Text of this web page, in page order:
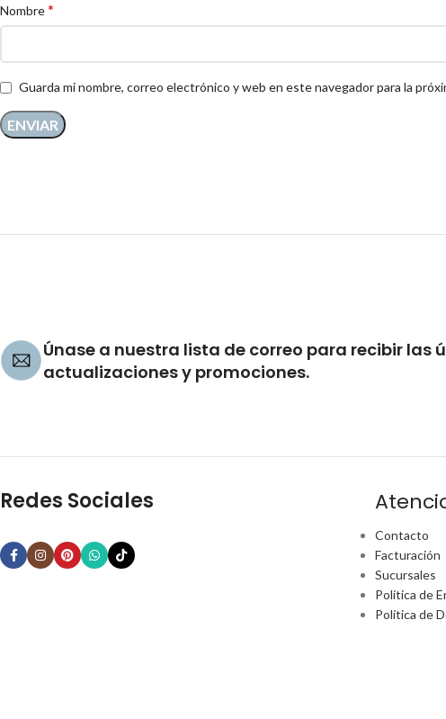
Nombre*
Guarda mi nombre, correo electrónico y web en este navegador para la
Únase a nuestra lista de correo para recibir las
actualizaciones y promociones.
Redes Sociales
Contacto
Facturación
Sucursales
Política de
Política de